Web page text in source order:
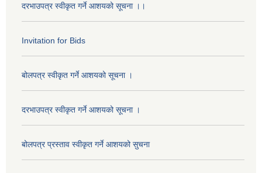
दरभाउपत्र स्वीकृत गर्ने आशयको सूचना ।।
Invitation for Bids
बोलपत्र स्वीकृत गर्ने आशयको सूचना ।
दरभाउपत्र स्वीकृत गर्ने आशयको सूचना ।
बोलपत्र प्रस्ताव स्वीकृत गर्ने आशयको सुचना